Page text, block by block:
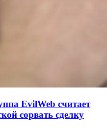
EvilWeb считает
сорвать сделку